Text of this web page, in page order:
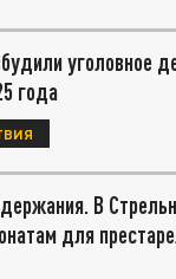
уголовное
года
В
для